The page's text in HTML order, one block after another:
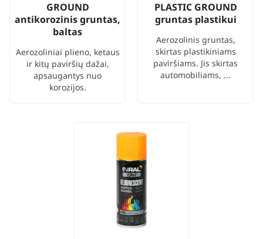
GROUND
antikorozinis gruntas,
baltas
Aerozoliniai plieno, ketaus
ir kitų paviršių dažai,
apsaugantys nuo
korozijos.
PLASTIC GROUND
gruntas plastikui
Aerozolinis gruntas,
skirtas plastikiniams
paviršiams. Jis skirtas
automobiliams, ...